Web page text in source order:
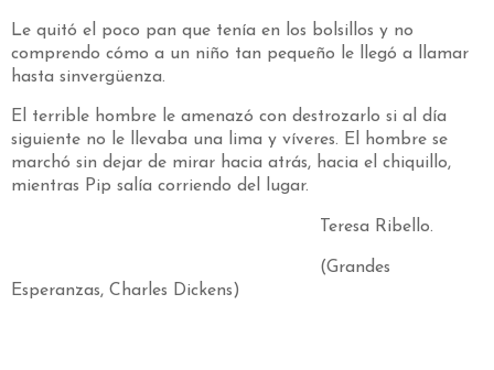
Le quitó el poco pan que tenía en los bolsillos y no
comprendo cómo a un niño tan pequeño le llegó a llamar
hasta sinvergüenza.
El terrible hombre le amenazó con destrozarlo si al día
siguiente no le llevaba una lima y víveres. El hombre se
marchó sin dejar de mirar hacia atrás, hacia el chiquillo,
mientras Pip salía corriendo del lugar.
Teresa Ribello.
(Grandes
Esperanzas, Charles Dickens)